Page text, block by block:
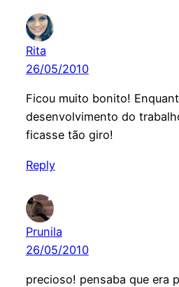
Rita
26/05/2010
Ficou muito bonito!
desenvolvimento do
ficasse tão giro!
Reply
Prunila
26/05/2010
precioso! pensaba que era